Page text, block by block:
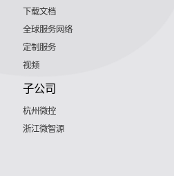
下载文档
全球服务网络
定制服务
视频
子公司
杭州微控
浙江微智源